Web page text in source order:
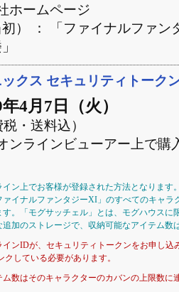
ホームページ
） ： 「ファイナルファン
ックス セキュリティトーク
4月7日（火）
・送料込）
ンラインビューアー上で購
ン上でお客様が登録された方法となります
イナルファンタジーXI」のすべてのキャラ
。「モグサッチェル」とは、モグハウスに
加のストレージで、収納可能なアイテム数
ンIDが、セキュリティトークンをお申し込
している必要があります。
数はそのキャラクターのカバンの上限数に